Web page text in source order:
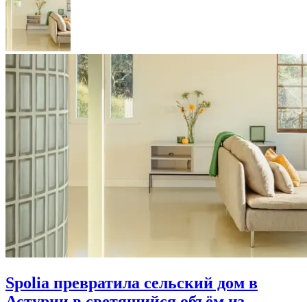
Spolia превратила сельский дом в